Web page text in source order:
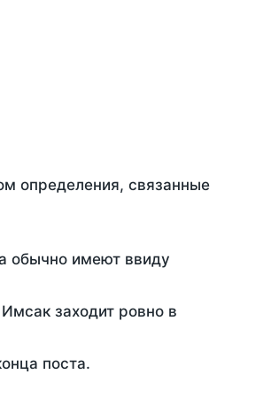
определения, связанные
обычно имеют ввиду
заходит ровно в
поста.